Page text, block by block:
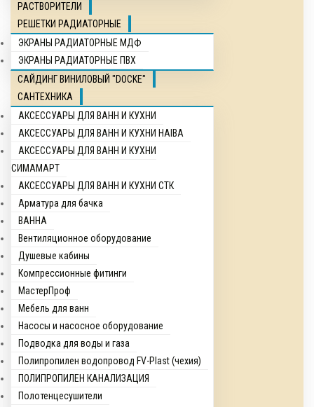
РАСТВОРИТЕЛИ
РЕШЕТКИ РАДИАТОРНЫЕ
ЭКРАНЫ РАДИАТОРНЫЕ МДФ
ЭКРАНЫ РАДИАТОРНЫЕ ПВХ
САЙДИНГ ВИНИЛОВЫЙ "DOCKE"
САНТЕХНИКА
АКСЕССУАРЫ ДЛЯ ВАНН И КУХНИ
АКСЕССУАРЫ ДЛЯ ВАНН И КУХНИ HAIBA
АКСЕССУАРЫ ДЛЯ ВАНН И КУХНИ
СИМАМАРТ
АКСЕССУАРЫ ДЛЯ ВАНН И КУХНИ СТК
Арматура для бачка
ВАННА
Вентиляционное оборудование
Душевые кабины
Компрессионные фитинги
МастерПроф
Мебель для ванн
Насосы и насосное оборудование
Подводка для воды и газа
Полипропилен водопровод FV-Plast (чехия)
ПОЛИПРОПИЛЕН КАНАЛИЗАЦИЯ
Полотенцесушители